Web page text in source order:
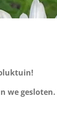
we gesloten.